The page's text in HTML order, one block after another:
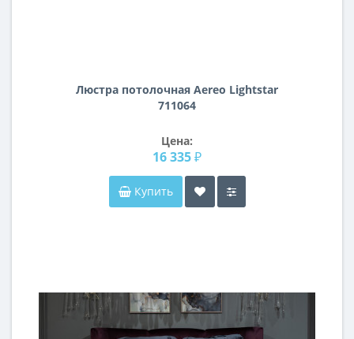
Люстра потолочная Aereo Lightstar
711064
Цена:
16 335 ₽
Купить